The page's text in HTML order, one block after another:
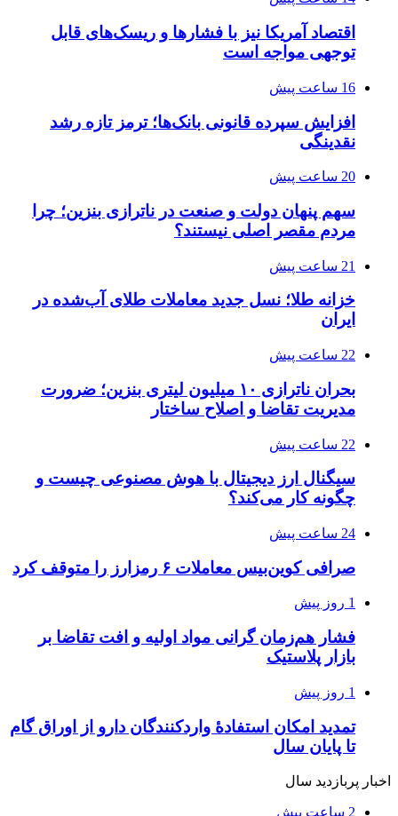
اقتصاد آمریکا نیز با فشارها و ریسک‌های قابل
توجهی مواجه است
16 ساعت پیش
افزایش سپرده قانونی بانک‌ها؛ ترمز تازه رشد
نقدینگی
20 ساعت پیش
سهم پنهان دولت و صنعت در ناترازی بنزین؛ چرا
مردم مقصر اصلی نیستند؟
21 ساعت پیش
خزانه طلا؛ نسل جدید معاملات طلای آب‌شده در
ایران
22 ساعت پیش
بحران ناترازی ۱۰ میلیون لیتری بنزین؛ ضرورت
مدیریت تقاضا و اصلاح ساختار
22 ساعت پیش
سیگنال ارز دیجیتال با هوش مصنوعی چیست و
چگونه کار می‌کند؟
24 ساعت پیش
صرافی کوین‌بیس معاملات ۶ رمزارز را متوقف کرد
1 روز پیش
فشار هم‌زمان گرانی مواد اولیه و افت تقاضا بر
بازار پلاستیک
1 روز پیش
تمدید امکان استفادۀ واردکنندگان دارو از اوراق گام
تا پایان سال
اخبار پربازدید سال
2 ساعت پیش